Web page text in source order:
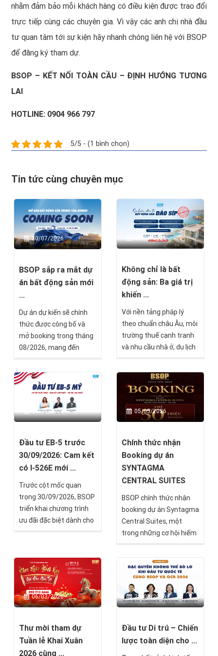
nhằm đảm bảo mỗi khách hàng có điều kiện được trao đổi
trực tiếp cùng các chuyên gia. Vì vậy các anh chị nhà đầu
tư quan tâm tới sự kiện hãy nhanh chóng liên hệ với BSOP
để đăng ký tham dự.
BSOP – KẾT NỐI TOÀN CẦU – ĐỊNH HƯỚNG TƯƠNG
LAI
HOTLINE: 0904 966 797
5/5 - (1 bình chọn)
Tin tức cùng chuyên mục
30/07/2026
BSOP sắp ra mắt dự
án bất động sản mới
...
Dự án dự kiến sẽ chính
thức được công bố và
mở booking trong tháng
08/2026, mang đến
tư tại thị trường châu Âu
dành cho các nhà đầu tư
đang tìm kiếm cơ hội đa
dạng hóa tài sản quốc tế.
27/06/2026
Không chỉ là bất
động sản: Ba giá trị
khiến ...
Với nền tảng pháp lý
theo chuẩn châu Âu, môi
trường thuế cạnh tranh
và nhu cầu nhà ở, du lịch
được nhiều nhà đầu tư
quốc tế quan tâm nhờ
khả năng kết hợp nhiều
giá trị trong cùng một
03/06/2026
Đầu tư EB-5 trước
30/09/2026: Cam kết
có I-526E mới ...
Trước cột mốc quan
trọng 30/09/2026, BSOP
triển khai chương trình
ưu đãi đặc biệt dành cho
chấp thuận I-526E, ưu
đãi tài chính gần 900
triệu đồng và chỉ từ 15
triệu đồng để bắt đầu lộ
Mỹ.
05/05/2026
Chính thức nhận
Booking dự án
SYNTAGMA
CENTRAL SUITES
BSOP chính thức nhận
booking dự án Syntagma
Central Suites, một
trong những cơ hội hiếm
06/03/2026
Thư mời tham dự
Tuần lễ Khai Xuân
2026 cùng ...
28/01/2026
Đầu tư Di trú – Chiến
lược toàn diện cho ...